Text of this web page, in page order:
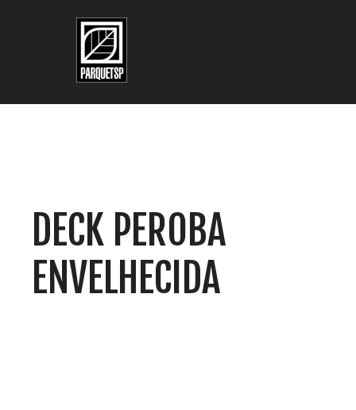
DECK PEROBA
ENVELHECIDA